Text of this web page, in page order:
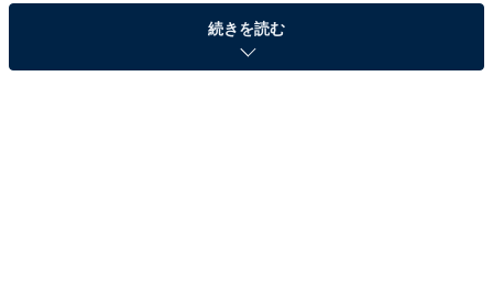
そんな人に向けて、Amazonで売れ筋ランキング1位を獲
続きを読む